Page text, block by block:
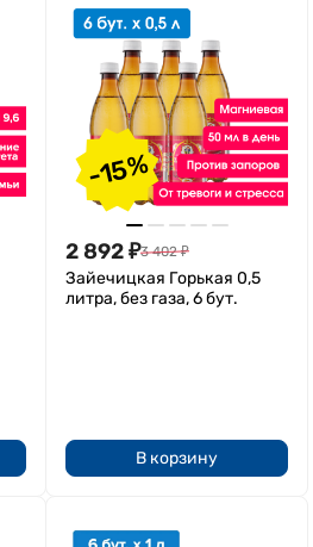
-15%
2 892₽3 402 ₽
Зайечицкая Горькая 0,5
литра, без газа, 6 бут.
В корзину